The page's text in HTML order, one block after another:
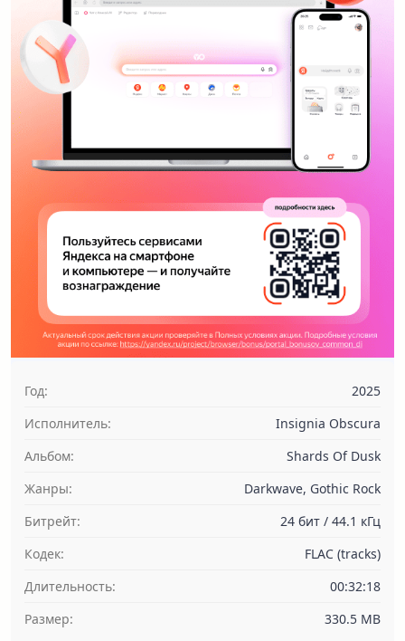
Год:
2025
Исполнитель:
Insignia Obscura
Альбом:
Shards Of Dusk
Жанры:
Darkwave, Gothic Rock
Битрейт:
24 бит / 44.1 кГц
Кодек:
FLAC (tracks)
Длительность:
00:32:18
Размер:
330.5 MB